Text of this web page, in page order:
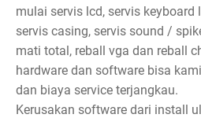
mulai servis lcd, servis keyboard
servis casing, servis sound /
mati total, reball vga dan reball
hardware dan software bisa
dan biaya service terjangkau.
Kerusakan software dari install